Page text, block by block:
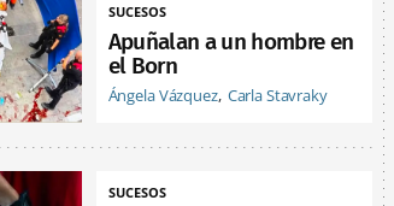
SUCESOS
Apuñalan a un hombre en
el Born
Ángela Vázquez Carla Stavraky
SUCESOS